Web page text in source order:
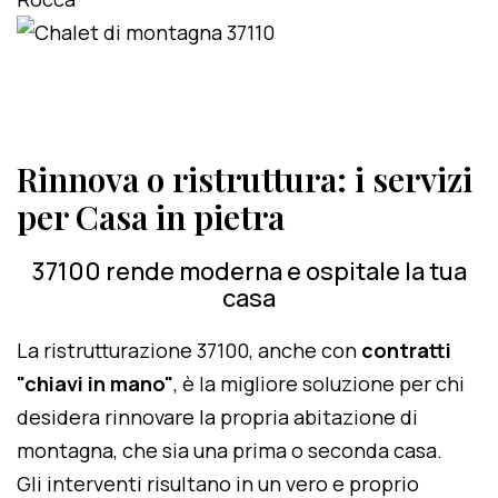
Rinnova o ristruttura: i servizi
per Casa in pietra
37100 rende moderna e ospitale la tua
casa
La ristrutturazione 37100, anche con contratti
"chiavi in mano", è la migliore soluzione per chi
desidera rinnovare la propria abitazione di
montagna, che sia una prima o seconda casa.
Gli interventi risultano in un vero e proprio